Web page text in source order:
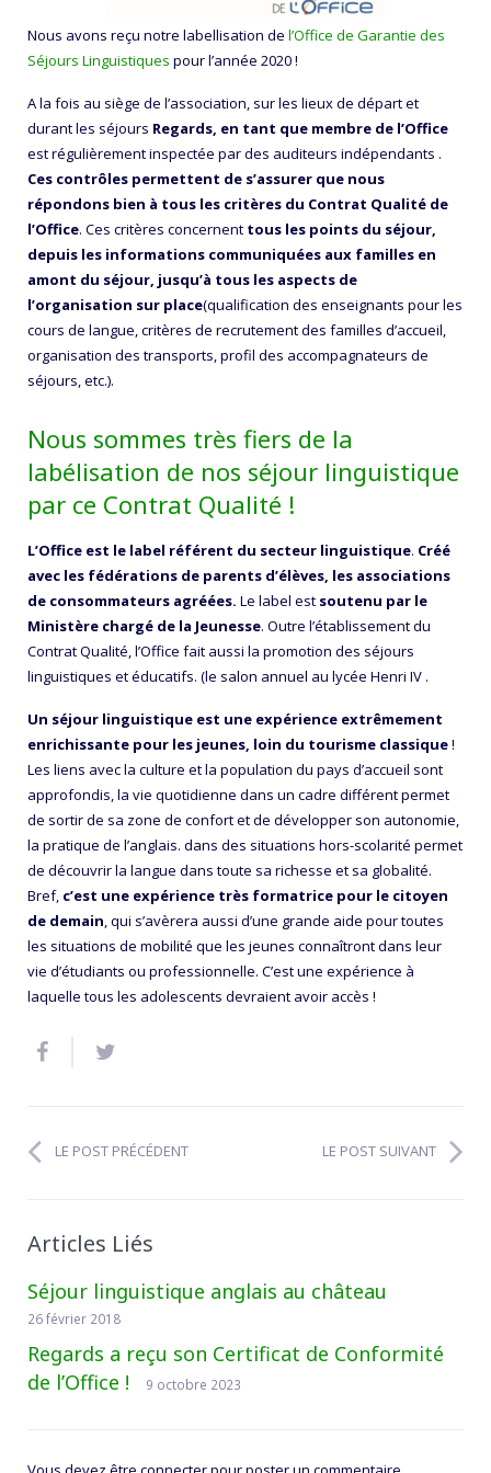
Nous avons reçu notre labellisation de l’Office de Garantie des
Séjours Linguistiques pour l’année 2020 !
A la fois au siège de l’association, sur les lieux de départ et
durant les séjours Regards, en tant que membre de l’Office
est régulièrement inspectée par des auditeurs indépendants .
Ces contrôles permettent de s’assurer que nous
répondons bien à tous les critères du Contrat Qualité de
l’Office. Ces critères concernent tous les points du séjour,
depuis les informations communiquées aux familles en
amont du séjour, jusqu’à tous les aspects de
l’organisation sur place(qualification des enseignants pour les
cours de langue, critères de recrutement des familles d’accueil,
organisation des transports, profil des accompagnateurs de
séjours, etc.).
Nous sommes très fiers de la
labélisation de nos séjour linguistique
par ce Contrat Qualité !
L’Office est le label référent du secteur linguistique. Créé
avec les fédérations de parents d’élèves, les associations
de consommateurs agréées. Le label est soutenu par le
Ministère chargé de la Jeunesse. Outre l’établissement du
Contrat Qualité, l’Office fait aussi la promotion des séjours
linguistiques et éducatifs. (le salon annuel au lycée Henri IV .
Un séjour linguistique est une expérience extrêmement
enrichissante pour les jeunes, loin du tourisme classique!
Les liens avec la culture et la population du pays d’accueil sont
approfondis, la vie quotidienne dans un cadre différent permet
de sortir de sa zone de confort et de développer son autonomie,
la pratique de l’anglais. dans des situations hors-scolarité permet
de découvrir la langue dans toute sa richesse et sa globalité.
Bref, c’est une expérience très formatrice pour le citoyen
de demain, qui s’avèrera aussi d’une grande aide pour toutes
les situations de mobilité que les jeunes connaîtront dans leur
vie d’étudiants ou professionnelle. C’est une expérience à
laquelle tous les adolescents devraient avoir accès !
LE POST PRÉCÉDENT LE POST SUIVANT
Articles Liés
Séjour linguistique anglais au château
26 février 2018
Regards a reçu son Certificat de Conformité
de l’Office !
9 octobre 2023